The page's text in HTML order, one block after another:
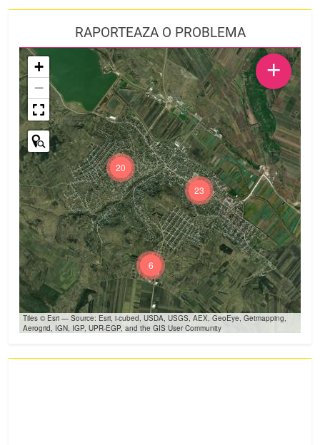
RAPORTEAZA O PROBLEMA
23
20
6
+
−
Tiles © Esri — Source: Esri, i-cubed, USDA, USGS, AEX, GeoEye, Getmapping,
Aerogrid, IGN, IGP, UPR-EGP, and the GIS User Community
+